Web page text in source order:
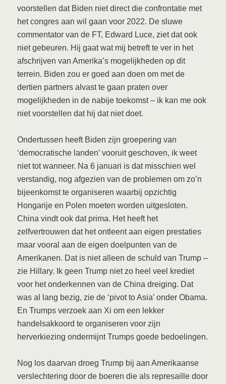
voorstellen dat Biden niet direct die confrontatie met
het congres aan wil gaan voor 2022. De sluwe
commentator van de FT, Edward Luce, ziet dat ook
niet gebeuren. Hij gaat wat mij betreft te ver in het
afschrijven van Amerika’s mogelijkheden op dit
terrein. Biden zou er goed aan doen om met de
dertien partners alvast te gaan praten over
mogelijkheden in de nabije toekomst – ik kan me ook
niet voorstellen dat hij dat niet doet.
Ondertussen heeft Biden zijn groepering van
‘democratische landen’ vooruit geschoven, ik weet
niet tot wanneer. Na 6 januari is dat misschien wel
verstandig, nog afgezien van de problemen om zo’n
bijeenkomst te organiseren waarbij opzichtig
Hongarije en Polen moeten worden uitgesloten.
China vindt ook dat prima. Het heeft het
zelfvertrouwen dat het ontleent aan eigen prestaties
maar vooral aan de eigen doelpunten van de
Amerikanen. Dat is niet alleen de schuld van Trump –
zie Hillary. Ik geen Trump niet zo heel veel krediet
voor het onderkennen van de China dreiging. Dat
was al lang bezig, zie de ‘pivot to Asia’ onder Obama.
En Trumps verzoek aan Xi om een lekker
handelsakkoord te organiseren voor zijn
herverkiezing ondermijnt Trumps goede bedoelingen.
Nog los daarvan droeg Trump bij aan Amerikaanse
verslechtering door de boeren die als represaille door